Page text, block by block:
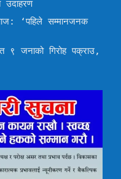
उदाहरण
‘पहिले सम्मानजनक
९ जनाको गिरोह पक्राउ,